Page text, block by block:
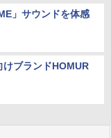
」サウンドを体感
けブランドHOMUR